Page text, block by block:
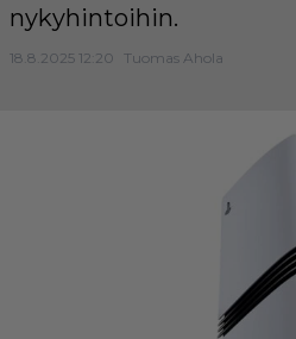
nykyhintoihin.
18.8.2025 12:20 Tuomas Ahola